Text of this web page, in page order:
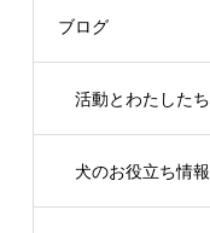
ブログ
活動とわたしたち
犬のお役立ち情報